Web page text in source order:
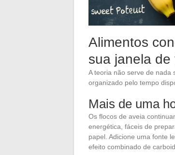
Alimentos
sua janela de
A teoria não serve de nada
organizado pelo tempo
Mais de uma
Os flocos de aveia
energética, fáceis de
papel. Adicione uma fonte
efeito combinado de